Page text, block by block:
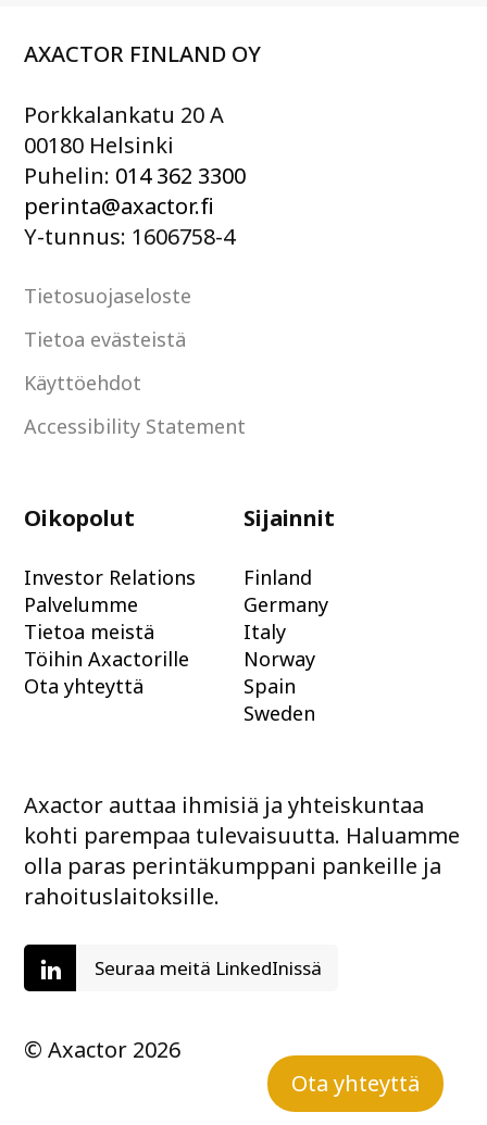
Ota yhteyttä
AXACTOR FINLAND OY
Porkkalankatu 20 A
00180 Helsinki
Puhelin: 014 362 3300
perinta@axactor.fi
Y-tunnus: 1606758-4
Tietosuojaseloste
Tietoa evästeistä
Käyttöehdot
Accessibility Statement
Oikopolut
Investor Relations
Palvelumme
Tietoa meistä
Töihin Axactorille
Ota yhteyttä
Sijainnit
Finland
Germany
Italy
Norway
Spain
Sweden
Axactor auttaa ihmisiä ja yhteiskuntaa
kohti parempaa tulevaisuutta. Haluamme
olla paras perintäkumppani pankeille ja
rahoituslaitoksille.
Seuraa meitä LinkedInissä
© Axactor 2026